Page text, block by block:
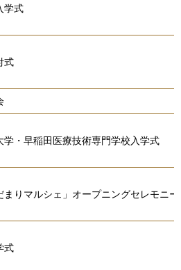
学式
式
学・早稲田医療技術専門学校入学式
まりマルシェ」オープニングセレモニー
式